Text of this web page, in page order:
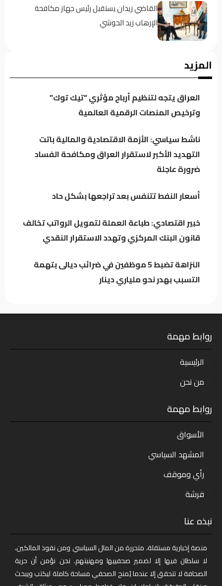
القاضي زيدان يستقبل رئيس جهاز مكافحة
الإرهاب زيد الحوشي
كردستان تحت مجهر “صولة الزيدي”.. مطالبات
بفتح ملفات النفط والمنافذ وإيرادات الإقليم
باحث سياسي: النظام في العراق لا يدير الأزمات..
بل يصنعها للبقاء
النقاش
المزيد
العراق يتجه لتنظيم أرباح مؤثري “تيك توك”
وترخيص المنصات الرقمية العالمية
ناشط سياسي: الأزمة الاقتصادية والمالية باتت
التهديد الأكبر لاستقرار العراق ومكافحة الفساد
ضرورة عاجلة
أسعار النفط تتنفس بعد تراجعها بشكل حاد
خبير اقتصادي: طباعة العملة لتمويل الرواتب تخالف
قانون البنك المركزي وتهدد الاستقرار النقدي
النزاهة تضبط 5 موظفين في ضرائب ديالى بتهمة
التسبب بهدر نحو ملياري دينار
روابط مهمة
الرئيسية
من نحن
روابط مهمة
الأسواق
المشهد السياسي
رأي وموقف
فرشة
نبذه عنا
منصة إخبارية مستقلة، متحررة من المال السياسي ومن نفوذ المالكين،
لا سلطان فيها إلا لضمير صحفييها ومهنيتهم. نحن نؤمن أن حرية
الصحافة لا تتحقق إلا عندما يُمنح الصحفي مساحة كاملة ليكتب ويبحث